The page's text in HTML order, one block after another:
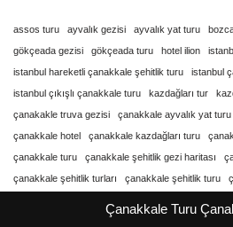
assos turu ayvalık gezisi ayvalık yat turu
gökçeada gezisi
gökçeada turu hotel ilion
istanbul hareketli çanakkale şehitlik turu
istanbul
istanbul çıkışlı çanakkale turu
kazdağları tur
çanakakle truva gezisi
çanakkale ayvalık yat turu
çanakkale hotel
çanakkale kazdağları turu
çanakkale turu
çanakkale şehitlik gezi haritası
çanakkale şehitlik turları
çanakkale şehitlik turu
Çanakkale Turu